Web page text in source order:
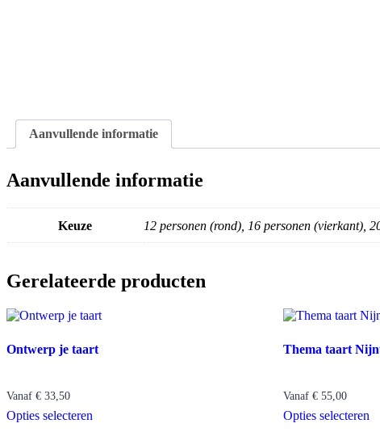
Aanvullende informatie
Aanvullende informatie
Keuze 12 personen (rond), 16 personen (vierkant),
Gerelateerde producten
Ontwerp je taart
Vanaf € 33,50
Opties selecteren
Thema taart
Vanaf€ 55,00
Opties selecteren